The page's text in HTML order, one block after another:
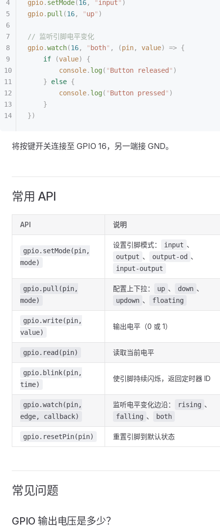
gpio. setMode(16, "input" )
gpio. pull (16, "up" )
// 监听引脚电平变化
gpio.watch(16, " both" , (pin, value) => {
    if
(value)
{
        console
. log( "Button released " )
    }
else {
        console
. log( "Button pressed " )
    }
})
将按键开关连接至 GPIO 16，另一端接 GND。
常用 API
API 说明
gpio.setMode(pin,
mode)
设置引脚模式： input 、
output 、 output-od 、
input-output
gpio.pull(pin,
mode)
配置上下拉： up 、 down 、
updown 、 floating
gpio.write(pin,
value)
输出电平（0 或 1）
gpio.read(pin) 读取当前电平
gpio.blink(pin,
time)
使引脚持续闪烁，返回定时器 ID
gpio.watch(pin,
edge, callback)
监听电平变化边沿： rising 、
falling 、 both
gpio.resetPin(pin) 重置引脚到默认状态
常见问题
GPIO 输出电压是多少？